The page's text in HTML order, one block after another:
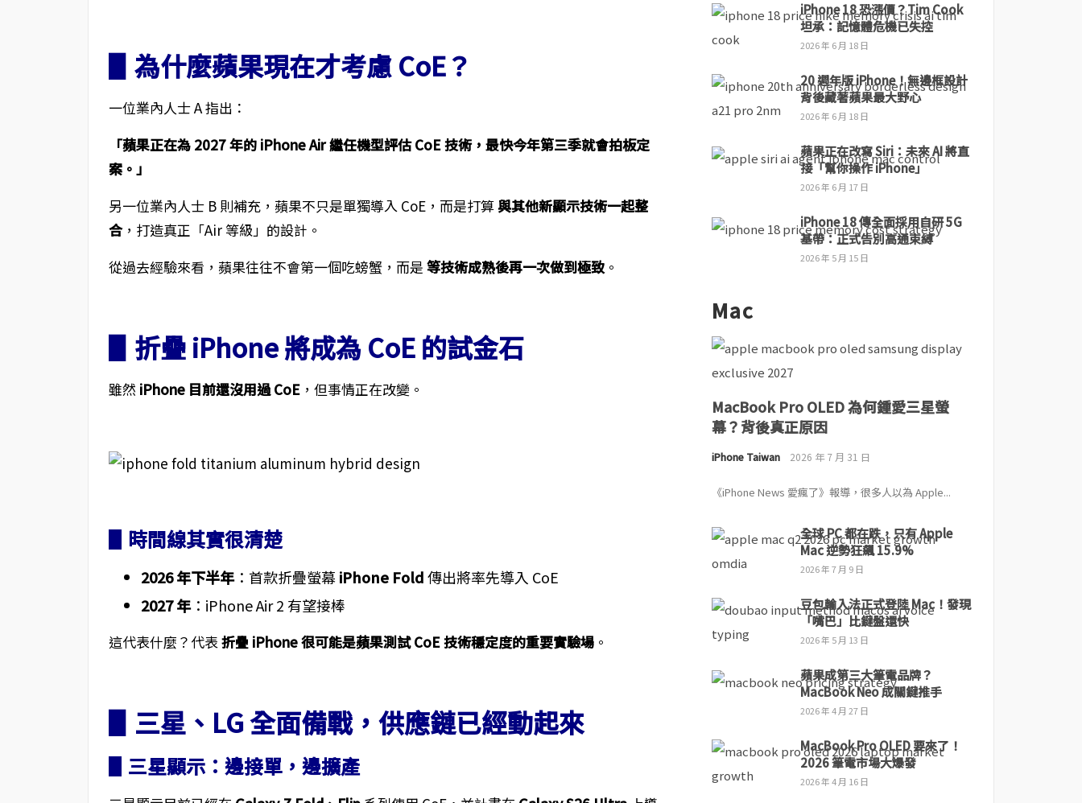
▋為什麼蘋果現在才考慮 CoE？
一位業內人士 A 指出：
「蘋果正在為 2027 年的 iPhone Air 繼任機型評估 CoE 技術，最快今年第三季就會拍板定
案。」
另一位業內人士 B 則補充，蘋果不只是單獨導入 CoE，而是打算與其他新顯示技術一起整
合，打造真正「Air 等級」的設計。
從過去經驗來看，蘋果往往不會第一個吃螃蟹，而是 等技術成熟後再一次做到極致。
▋折疊 iPhone 將成為 CoE 的試金石
雖然 iPhone 目前還沒用過 CoE，但事情正在改變。
▋時間線其實很清楚
2026 年下半年：首款折疊螢幕iPhone Fold傳出將率先導入 CoE
2027 年：iPhone Air 2 有望接棒
這代表什麼？代表折疊 iPhone 很可能是蘋果測試 CoE 技術穩定度的重要實驗場。
▋三星、LG 全面備戰，供應鏈已經動起來
▋三星顯示：邊接單，邊擴產
iPhone 18 恐漲價？Tim Cook
坦承：記憶體危機已失控
2026 年 6 月 18 日
20 週年版 iPhone！無邊框設計
背後藏著蘋果最大野心
2026 年 6 月 18 日
蘋果正在改寫 Siri：未來 AI 將直
接「幫你操作 iPhone」
2026 年 6 月 17 日
iPhone 18 傳全面採用自研 5G
基帶：正式告別高通束縛
2026 年 5 月 15 日
Mac
MacBook Pro OLED 為何鍾愛三星螢
幕？背後真正原因
iPhone Taiwan 2026 年 7 月 31 日
《iPhone News 愛瘋了》報導，很多人以為 Apple...
全球 PC 都在跌，只有 Apple
Mac 逆勢狂飆 15.9%
2026 年 7 月 9 日
豆包輸入法正式登陸 Mac！發現
「嘴巴」比鍵盤還快
2026 年 5 月 13 日
蘋果成第三大筆電品牌？
MacBook Neo 成關鍵推手
2026 年 4 月 27 日
MacBook Pro OLED 要來了！
2026 筆電市場大爆發
2026 年 4 月 16 日